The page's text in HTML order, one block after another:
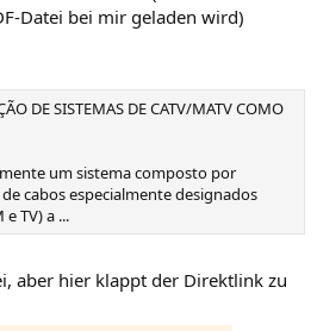
Datei bei mir geladen wird)
DE SISTEMAS DE CATV/MATV COMO
um sistema composto por
cabos especialmente designados
TV) a ...
aber hier klappt der Direktlink zu